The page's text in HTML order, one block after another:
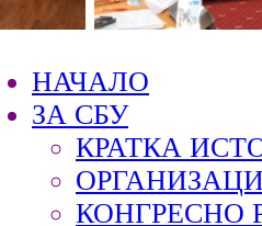
НАЧАЛО
ЗА СБУ
КРАТКА
КОНГРЕСНО